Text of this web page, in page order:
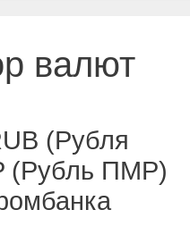
валют
(Рубля
(Рубль ПМР)